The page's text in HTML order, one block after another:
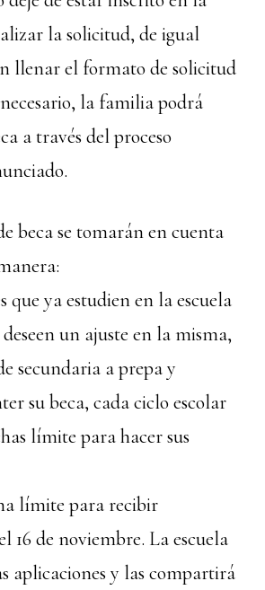
la solicitud, de igual
llenar el formato de solicitud
la familia podrá
a través del proceso
beca se tomarán en cuenta
que ya estudien en la escuela
un ajuste en la misma,
secundaria a prepa y
su beca, cada ciclo escolar
límite para hacer sus
límite para recibir
16 de noviembre. La escuela
aplicaciones y las compartirá